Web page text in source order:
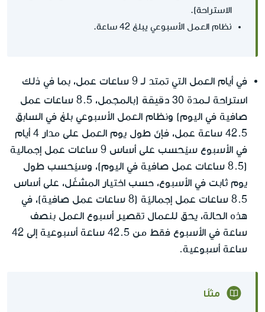
الاستراحة).
نظام العمل الأسبوعي يبلغ 42 ساعة.
في أيام العمل التي تمتد لـ 9 ساعات عمل، بما في ذلك
استراحة لـمدة 30 دقيقة
(بالمجمل، 8.5 ساعات عمل
صافية في اليوم) ونظام العمل الأسبوعي بلغ في السابق
42.5 ساعة عمل، فإنّ طول يوم العمل على مدار 4 أيام
في الأسبوع سيُحسب على أساس 9 ساعات عمل إجمالية
(8.5 ساعات عمل صافية في اليوم)، وسيُحسب طول
يوم ثابت في الأسبوع، حسب اختيار المشغّل، على أساس
8.5 ساعات عمل إجماليّة (8 ساعات عمل صافية)، في
هذه الحالة، يحق للعمال تقصير أسبوع العمل بنصف
ساعة في الأسبوع فقط من 42.5 ساعة أسبوعية إلى 42
ساعة أسبوعية.
مثلًا